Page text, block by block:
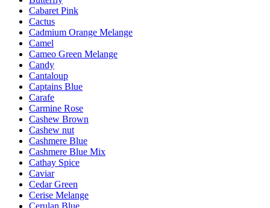
Cabaret Pink
Cactus
Cadmium Orange Melange
Camel
Cameo Green Melange
Candy
Cantaloup
Captains Blue
Carafe
Carmine Rose
Cashew Brown
Cashew nut
Cashmere Blue
Cashmere Blue Mix
Cathay Spice
Caviar
Cedar Green
Cerise Melange